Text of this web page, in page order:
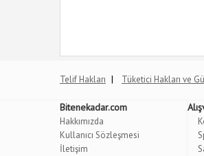
Telif Hakları | Tüketici Hakları ve
Bitenekadar.com
Hakkımızda
Kullanıcı Sözleşmesi
İletişim